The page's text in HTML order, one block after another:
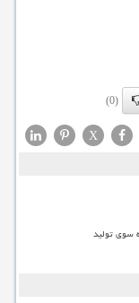
(0)
X
سوی تولید